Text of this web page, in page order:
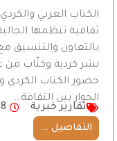
ثقافية تنظمها
بالتعاون والتنسيق
نشر كردية وكتّاب من
حضور الكتاب الكردي
الحوار بين الثقافة…
تقارير خبرية
التفاصيل ...